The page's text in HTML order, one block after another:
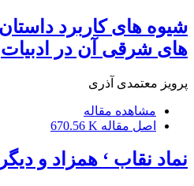
شیوه های کاربرد
های شرقی آن در ادبیات
پرویز معتمدی آذری
مشاهده مقاله
اصل مقاله 670.56 K
نماد نقاب ‘ همزاد و